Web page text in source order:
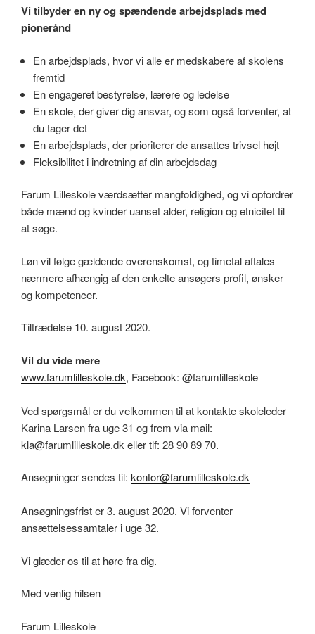
Vi tilbyder en ny og spændende arbejdsplads med
pionerånd
En arbejdsplads, hvor vi alle er medskabere af skolens
fremtid
En engageret bestyrelse, lærere og ledelse
En skole, der giver dig ansvar, og som også forventer, at
du tager det
En arbejdsplads, der prioriterer de ansattes trivsel højt
Fleksibilitet i indretning af din arbejdsdag
Farum Lilleskole værdsætter mangfoldighed, og vi opfordrer
både mænd og kvinder uanset alder, religion og etnicitet til
at søge.
Løn vil følge gældende overenskomst, og timetal aftales
nærmere afhængig af den enkelte ansøgers profil, ønsker
og kompetencer.
Tiltrædelse 10. august 2020.
Vil du vide mere
www.farumlilleskole.dk, Facebook: @farumlilleskole
Ved spørgsmål er du velkommen til at kontakte skoleleder
Karina Larsen fra uge 31 og frem via mail:
kla@farumlilleskole.dk eller tlf: 28 90 89 70.
Ansøgninger sendes til: kontor@farumlilleskole.dk
Ansøgningsfrist er 3. august 2020. Vi forventer
ansættelsessamtaler i uge 32.
Vi glæder os til at høre fra dig.
Med venlig hilsen
Farum Lilleskole